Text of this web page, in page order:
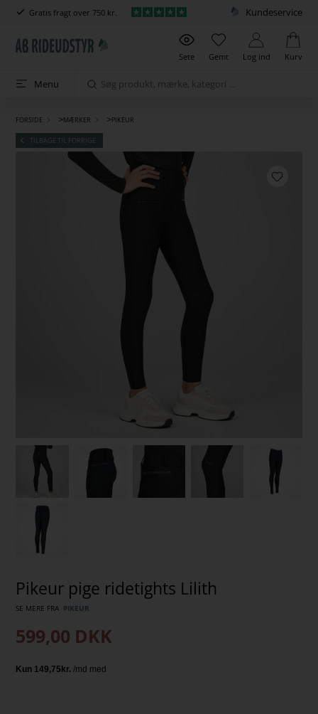
Gratis fragt over 750 kr. Kundeservice
Sete Gemt Log ind Kurv
Menu
FORSIDE >MÆRKER >PIKEUR
TILBAGE TIL FORRIGE
Pikeur pige ridetights Lilith
SE MERE FRA PIKEUR
599,00 DKK